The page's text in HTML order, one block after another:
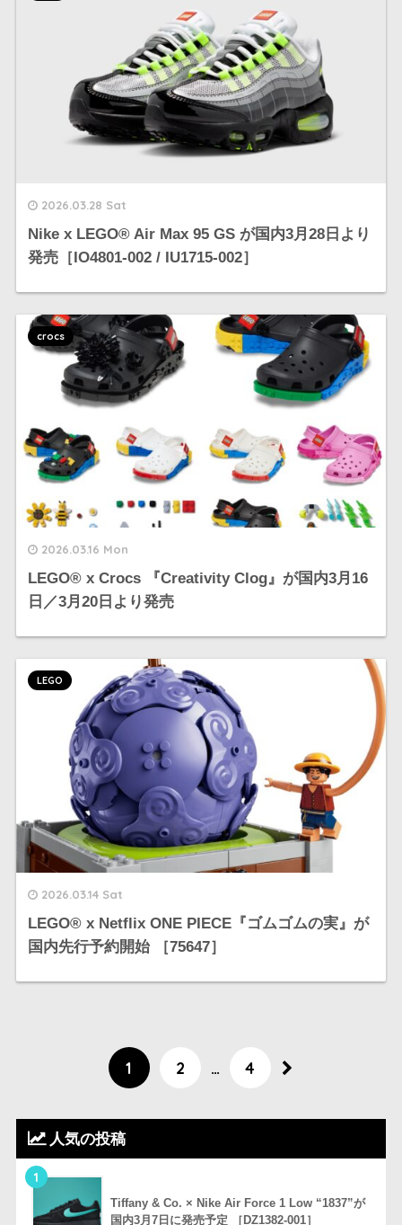
2026.03.28 Sat
Nike x LEGO®︎ Air Max 95 GS が国内3月28日より
発売［IO4801-002 / IU1715-002］
2026.03.16 Mon
LEGO® x Crocs 『Creativity Clog』が国内3月16
日／3月20日より発売
crocs
2026.03.14 Sat
LEGO®︎ x Netflix ONE PIECE『ゴムゴムの実』が
国内先行予約開始 ［75647］
LEGO
1 2 … 4
人気の投稿
1
Tiffany & Co. × Nike Air Force 1 Low “1837”が
国内3月7日に発売予定 ［DZ1382-001］